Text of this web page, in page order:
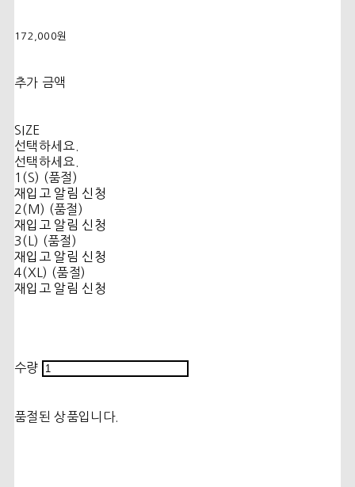
172,000원
추가 금액
SIZE
선택하세요.
선택하세요.
1(S) (품절)
재입고 알림 신청
2(M) (품절)
재입고 알림 신청
3(L) (품절)
재입고 알림 신청
4(XL) (품절)
재입고 알림 신청
수량
품절된 상품입니다.